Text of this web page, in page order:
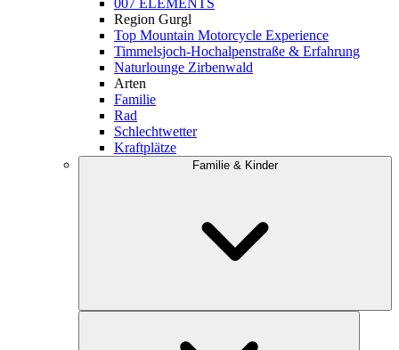
007 ELEMENTS
Region Gurgl
Top Mountain Motorcycle Experience
Timmelsjoch-Hochalpenstraße & Erfahrung
Naturlounge Zirbenwald
Arten
Familie
Rad
Schlechtwetter
Kraftplätze
Familie & Kinder